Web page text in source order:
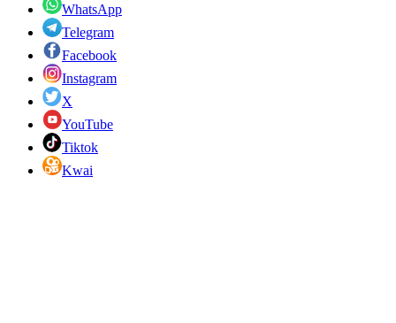
WhatsApp
Telegram
Facebook
Instagram
X
YouTube
Tiktok
Kwai